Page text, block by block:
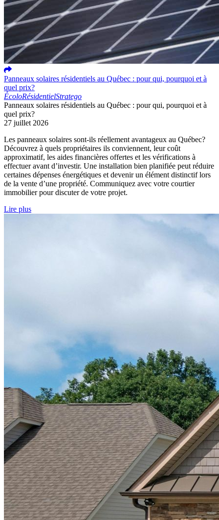
Panneaux solaires résidentiels au Québec : pour qui, pourquoi et à
quel prix?
ÉcoloRésidentielStratego
Panneaux solaires résidentiels au Québec : pour qui, pourquoi et à
quel prix?
27 juillet 2026
Les panneaux solaires sont-ils réellement avantageux au Québec?
Découvrez à quels propriétaires ils conviennent, leur coût
approximatif, les aides financières offertes et les vérifications à
effectuer avant d’investir. Une installation bien planifiée peut réduire
certaines dépenses énergétiques et devenir un élément distinctif lors
de la vente d’une propriété. Communiquez avec votre courtier
immobilier pour discuter de votre projet.
Lire plus